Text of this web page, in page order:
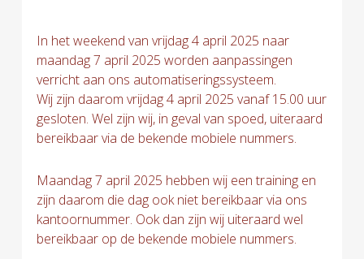
In het weekend van vrijdag 4 april 2025 naar
maandag 7 april 2025 worden aanpassingen
verricht aan ons automatiseringssysteem.
Wij zijn daarom vrijdag 4 april 2025 vanaf 15.00 uur
gesloten. Wel zijn wij, in geval van spoed, uiteraard
bereikbaar via de bekende mobiele nummers.
Maandag 7 april 2025 hebben wij een training en
zijn daarom die dag ook niet bereikbaar via ons
kantoornummer. Ook dan zijn wij uiteraard wel
bereikbaar op de bekende mobiele nummers.